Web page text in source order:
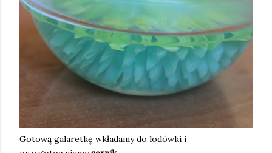
Gotową galaretkę wkładamy do lodówki i